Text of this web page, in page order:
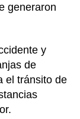
generaron
y
de
el tránsito de